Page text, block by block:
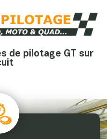
de pilotage GT sur